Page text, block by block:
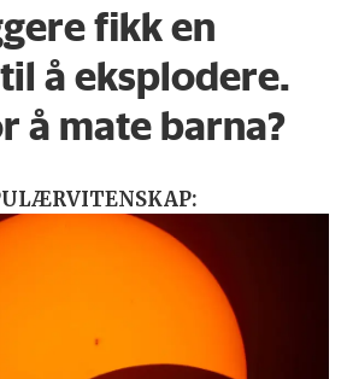
fikk en
å eksplodere.
å mate barna?